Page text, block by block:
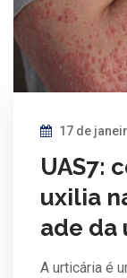
17 de
UAS7:
uxilia
ade da
A urticária é